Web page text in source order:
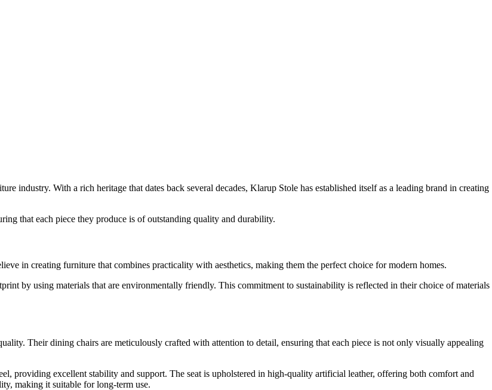
industry. With a rich heritage that dates back several decades, Klarup Stole has established itself as a leading brand in creating
that each piece they produce is of outstanding quality and durability.
in creating furniture that combines practicality with aesthetics, making them the perfect choice for modern homes.
by using materials that are environmentally friendly. This commitment to sustainability is reflected in their choice of materials
Their dining chairs are meticulously crafted with attention to detail, ensuring that each piece is not only visually appealing
providing excellent stability and support. The seat is upholstered in high-quality artificial leather, offering both comfort and
making it suitable for long-term use.